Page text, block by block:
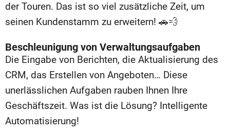
der Touren. Das ist so viel zusätzliche Zeit, um
seinen Kundenstamm zu erweitern! 🚗💨
Beschleunigung von Verwaltungsaufgaben
Die Eingabe von Berichten, die Aktualisierung des
CRM, das Erstellen von Angeboten… Diese
unerlässlichen Aufgaben rauben Ihnen Ihre
Geschäftszeit. Was ist die Lösung? Intelligente
Automatisierung!